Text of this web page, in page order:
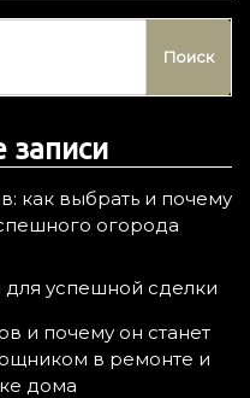
записи
как выбрать и почему
огорода
успешной сделки
и почему он станет
в ремонте и
дома